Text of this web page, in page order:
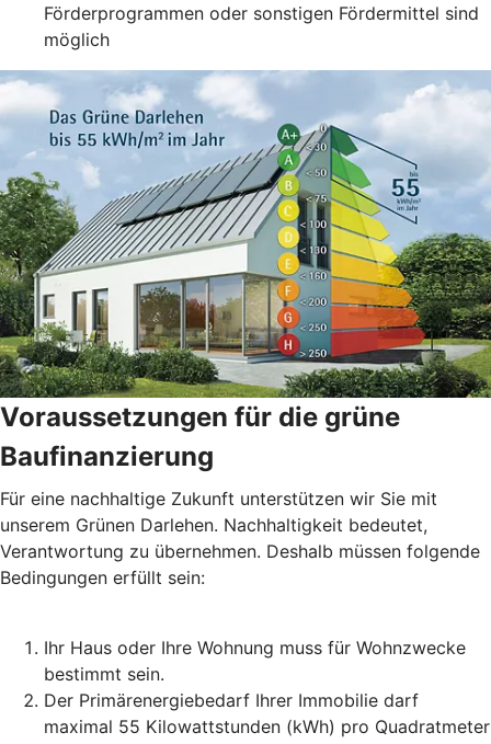
Förderprogrammen oder sonstigen Fördermittel sind
möglich
Voraussetzungen für die grüne
Baufinanzierung
Für eine nachhaltige Zukunft unterstützen wir Sie mit
unserem Grünen Darlehen. Nachhaltigkeit bedeutet,
Verantwortung zu übernehmen. Deshalb müssen folgende
Bedingungen erfüllt sein:
Ihr Haus oder Ihre Wohnung muss für Wohnzwecke
bestimmt sein.
Der Primärenergiebedarf Ihrer Immobilie darf
maximal 55 Kilowattstunden (kWh) pro Quadratmeter